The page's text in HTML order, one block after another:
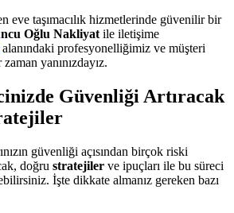
eve taşımacılık hizmetlerinde güvenilir bir
Oğlu Nakliyat ile iletişime
alanındaki profesyonelliğimiz ve müşteri
yanınızdayız.
Güvenliği Artıracak
güvenliği açısından birçok riski
doğru stratejiler ve ipuçları ile bu süreci
İşte dikkate almanız gereken bazı